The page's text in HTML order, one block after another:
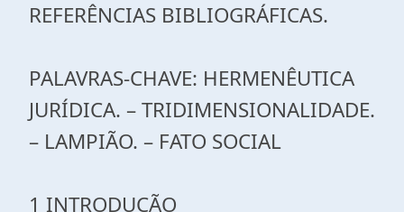
REFERÊNCIAS BIBLIOGRÁFICAS.
PALAVRAS-CHAVE: HERMENÊUTICA
JURÍDICA. – TRIDIMENSIONALIDADE.
– LAMPIÃO. – FATO SOCIAL
1 INTRODUÇÃO